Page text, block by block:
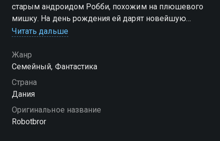
старым андроидом Робби, похожим на плюшевого
мишку. На день рождения ей дарят новейшую
модель робота-гуманоида. Новый робот Конрад
Читать дальше
Жанр
Cемейный, Фантастика
Страна
Дания
Оригинальное название
Robotbror